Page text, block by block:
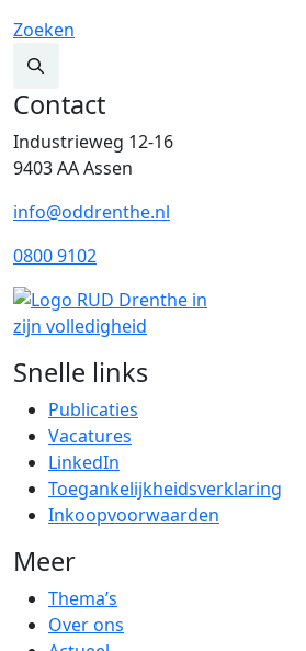
Zoeken
Contact
Industrieweg 12-16
9403 AA Assen
info@oddrenthe.nl
0800 9102
Snelle links
Publicaties
Vacatures
LinkedIn
Toegankelijkheidsverklaring
Inkoopvoorwaarden
Meer
Thema’s
Over ons